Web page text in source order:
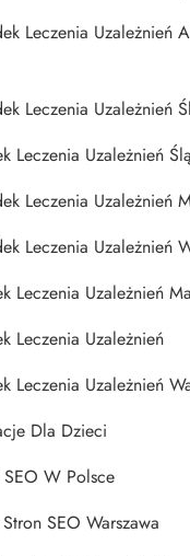
Leczenia Uzależnień
Leczenia Uzależnień
Leczenia Uzależnień
Leczenia Uzależnień
Leczenia Uzależnień
Leczenia Uzależnień
Leczenia Uzależnień
Leczenia Uzależnień
Dla Dzieci
W Polsce
SEO Warszawa